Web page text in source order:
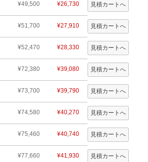
¥49,500 ¥26,730
¥51,700 ¥27,910
¥52,470 ¥28,330
¥72,380 ¥39,080
¥73,700 ¥39,790
¥74,580 ¥40,270
¥75,460 ¥40,740
¥77,660 ¥41,930